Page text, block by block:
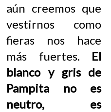
aún creemos que
vestirnos como
fieras nos hace
más fuertes. El
blanco y gris de
Pampita no es
neutro, es